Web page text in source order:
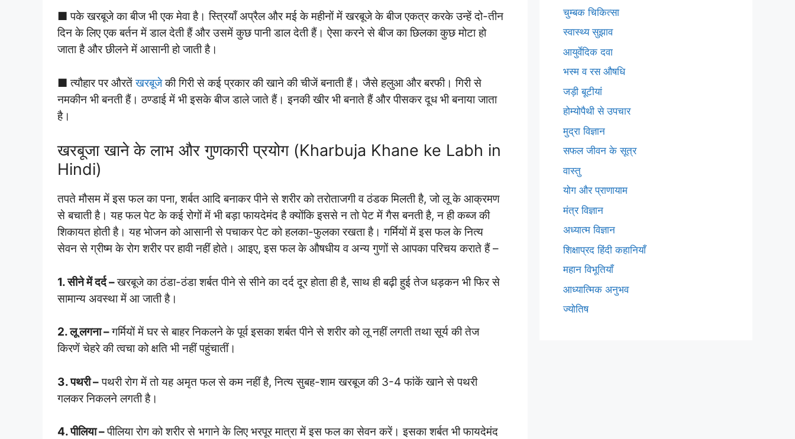
■ पके खरबूजे का बीज भी एक मेवा है। स्त्रियाँ अप्रैल और मई के महीनों में खरबूजे के बीज एकत्र करके उन्हें दो-तीन
दिन के लिए एक बर्तन में डाल देती हैं और उसमें कुछ पानी डाल देती हैं। ऐसा करने से बीज का छिलका कुछ मोटा हो
जाता है और छीलने में आसानी हो जाती है।
■ त्यौहार पर औरतेंखरबूजेकी गिरी से कई प्रकार की खाने की चीजें बनाती हैं। जैसे हलुआ और बरफी। गिरी से
नमकीन भी बनती हैं। ठण्डाई में भी इसके बीज डाले जाते हैं। इनकी खीर भी बनाते हैं और पीसकर दूध भी बनाया जाता
है।
खरबूजा खाने के लाभ और गुणकारी प्रयोग (Kharbuja Khane ke Labh in
Hindi)
तपते मौसम में इस फल का पना, शर्बत आदि बनाकर पीने से शरीर को तरोताजगी व ठंडक मिलती है, जो लू के आक्रमण
से बचाती है। यह फल पेट के कई रोगों में भी बड़ा फायदेमंद है क्योंकि इससे न तो पेट में गैस बनती है, न ही कब्ज की
शिकायत होती है। यह भोजन को आसानी से पचाकर पेट को हलका-फुलका रखता है। गर्मियों में इस फल के नित्य
सेवन से ग्रीष्म के रोग शरीर पर हावी नहीं होते। आइए, इस फल के औषधीय व अन्य गुणों से आपका परिचय कराते हैं –
1. सीने में दर्द –खरबूजे का ठंडा-ठंडा शर्बत पीने से सीने का दर्द दूर होता ही है, साथ ही बढ़ी हुई तेज धड़कन भी फिर से
सामान्य अवस्था में आ जाती है।
2. लू लगना –गर्मियों में घर से बाहर निकलने के पूर्व इसका शर्बत पीने से शरीर को लू नहीं लगती तथा सूर्य की तेज
किरणें चेहरे की त्वचा को क्षति भी नहीं पहुंचातीं।
3. पथरी –पथरी रोग में तो यह अमृत फल से कम नहीं है, नित्य सुबह-शाम खरबूज की 3-4 फांकें खाने से पथरी
गलकर निकलने लगती है।
4. पीलिया –पीलिया रोग को शरीर से भगाने के लिए भरपूर मात्रा में इस फल का सेवन करें। इसका शर्बत भी फायदेमंद
चुम्बक चिकित्सा
स्वास्थ्य सुझाव
आयुर्वेदिक दवा
भस्म व रस औषधि
जड़ी बूटीयां
होम्योपैथी से उपचार
मुद्रा विज्ञान
सफल जीवन के सूत्र
वास्तु
योग और प्राणायाम
मंत्र विज्ञान
अध्यात्म विज्ञान
शिक्षाप्रद हिंदी कहानियाँ
महान विभूतियाँ
आध्यात्मिक अनुभव
ज्योतिष